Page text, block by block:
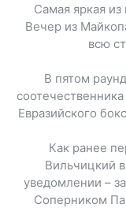
Самая яркая
Вечер из
всю
В пятом
Евразийского
Как ранее
Вильчицкий
уведомлении –
Соперником